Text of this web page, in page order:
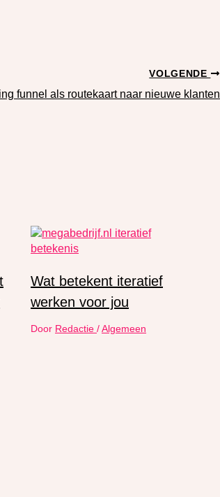
VOLGENDE
funnel als routekaart naar nieuwe klanten
Wat betekent iteratief
werken voor jou
Door Redactie /Algemeen